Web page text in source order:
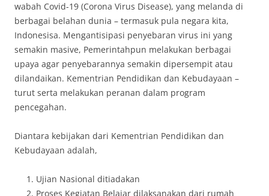
wabah Covid-19 (Corona Virus Disease), yang melanda di
berbagai belahan dunia – termasuk pula negara kita,
Indonesisa. Mengantisipasi penyebaran virus ini yang
semakin masive, Pemerintahpun melakukan berbagai
upaya agar penyebarannya semakin dipersempit atau
dilandaikan. Kementrian Pendidikan dan Kebudayaan –
turut serta melakukan peranan dalam program
pencegahan.
Diantara kebijakan dari Kementrian Pendidikan dan
Kebudayaan adalah,
Ujian Nasional ditiadakan
Proses Kegiatan Belajar dilaksanakan dari rumah